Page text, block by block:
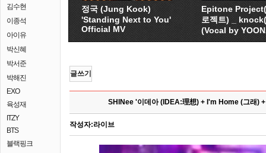
김수현
이종석
아이유
박신혜
박서준
박해진
EXO
육성재
ITZY
BTS
블랙핑크
정국 (Jung Kook)
'Standing Next to You'
Official MV
Epitone
로젝트) _
(Vocal by
글쓰기
SHINee '이데아 (IDEA:理想) + I'm Home (그래)
작성자:라이브